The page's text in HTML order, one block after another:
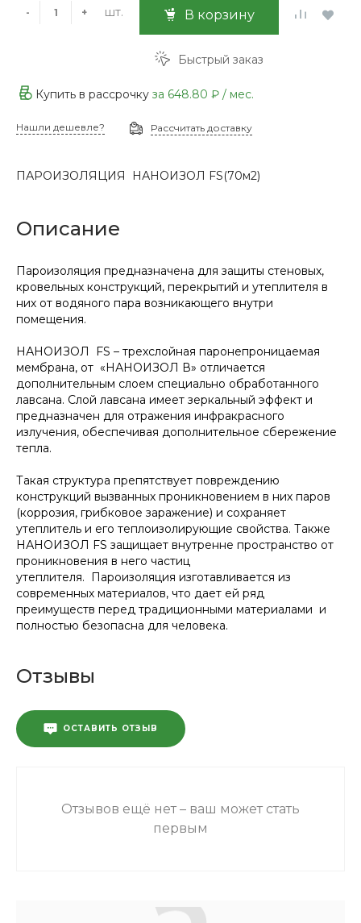
- + шт. В корзину
Быстрый заказ
Купить в рассрочку за 648.80 ₽ / мес.
Нашли дешевле? Рассчитать доставку
ПАРОИЗОЛЯЦИЯ НАНОИЗОЛ FS(70м2)
Описание
Пароизоляция предназначена для защиты стеновых,
кровельных конструкций, перекрытий и утеплителя в
них от водяного пара возникающего внутри
помещения.
НАНОИЗОЛ FS – трехслойная паронепроницаемая
мембрана, от «НАНОИЗОЛ В» отличается
дополнительным слоем специально обработанного
лавсана. Слой лавсана имеет зеркальный эффект и
предназначен для отражения инфракрасного
излучения, обеспечивая дополнительное сбережение
тепла.
Такая структура препятствует повреждению
конструкций вызванных проникновением в них паров
(коррозия, грибковое заражение) и сохраняет
утеплитель и его теплоизолирующие свойства. Также
НАНОИЗОЛ FS защищает внутренне пространство от
проникновения в него частиц
утеплителя. Пароизоляция изготавливается из
современных материалов, что дает ей ряд
преимуществ перед традиционными материалами и
полностью безопасна для человека.
Отзывы
ОСТАВИТЬ ОТЗЫВ
Отзывов ещё нет – ваш может стать
первым